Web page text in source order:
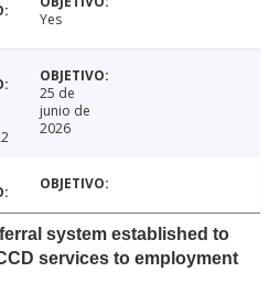
Yes
25 de
junio de
2026
system established to
services to employment